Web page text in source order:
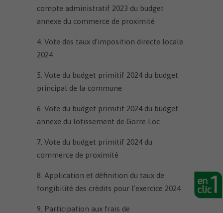
compte administratif 2023 du budget
annexe du commerce de proximité
4. Vote des taux d’imposition directe locale
2024
5. Vote du budget primitif 2024 du budget
principal de la commune
6. Vote du budget primitif 2024 du budget
annexe du lotissement de Gorre Loc
7. Vote du budget primitif 2024 du
commerce de proximité
8. Application et définition du taux de
fongibilité des crédits pour l’exercice 2024
9. Participation aux frais de